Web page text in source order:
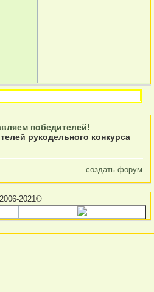
победителей!
рукодельного конкурса
создать форум
2021©